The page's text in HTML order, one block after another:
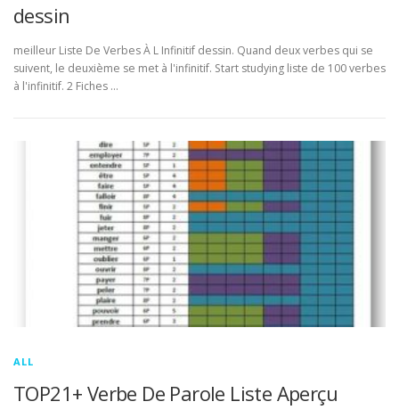
dessin
meilleur Liste De Verbes À L Infinitif dessin. Quand deux verbes qui se
suivent, le deuxième se met à l'infinitif. Start studying liste de 100 verbes
à l'infinitif. 2 Fiches …
ALL
TOP21+ Verbe De Parole Liste Aperçu